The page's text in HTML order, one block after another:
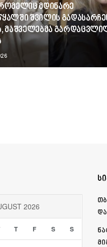
მდინარე
შვილის
მაშველებმა
2026
T F S S